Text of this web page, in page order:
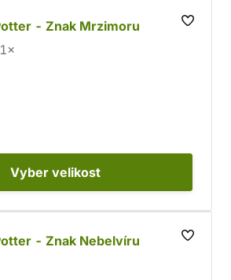
- Znak Mrzimoru
1×
Vyber velikost
- Znak Nebelvíru